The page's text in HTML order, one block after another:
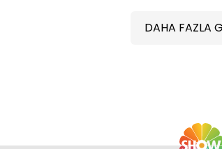
DAHA FAZLA